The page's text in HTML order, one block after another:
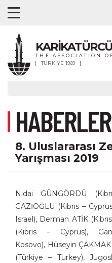
THE ASSOCIATION
TÜRKİYE 1969
HABERLER
8. Uluslararası
Yarışması 2019
Nidai GÜNGÖRDÜ
GAZİOĞLU (Kıbrıs –
Israel), Derman ATİK
(Kıbrıs – Cyprus),
Kosovo), Hüseyin ÇAKMAK
(Türkiye – Turkey),